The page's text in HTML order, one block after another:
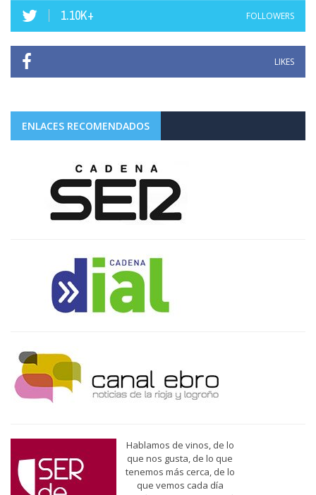
1.10K+ FOLLOWERS
LIKES
ENLACES RECOMENDADOS
Hablamos de vinos, de lo
que nos gusta, de lo que
tenemos más cerca, de lo
que vemos cada día